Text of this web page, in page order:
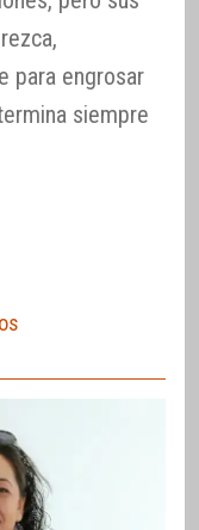
para engrosar
siempre